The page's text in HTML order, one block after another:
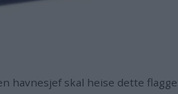
havnesjef skal heise dette